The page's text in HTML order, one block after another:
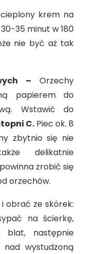
krem na
35 minut w 180
nie być aż tak
– Orzechy
papierem do
Wstawić do
C. Piec ok. 8
zbytnio się nie
delikatnie
zrobić się
orzechów.
obrać ze skórek:
na ścierkę,
następnie
wystudzoną